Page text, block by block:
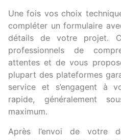
Une fois vos choix
compléter un formulaire
détails de votre projet.
professionnels de
attentes et de vous
plupart des plateformes
service et s’engagent à
rapide, généralement
maximum.
Après l’envoi de votre